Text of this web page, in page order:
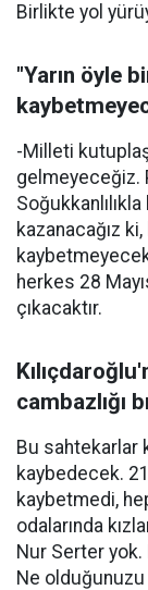
Birlikte yol
"Yarın öyle
-Milleti
gelmeyeceğiz.
kazanacağız
herkes 28
çıkacaktır.
cambazlığı
Bu sahtekarlar
kaybedecek.
kaybetmedi,
odalarında
Nur Serter yok.
Ne olduğunuzu